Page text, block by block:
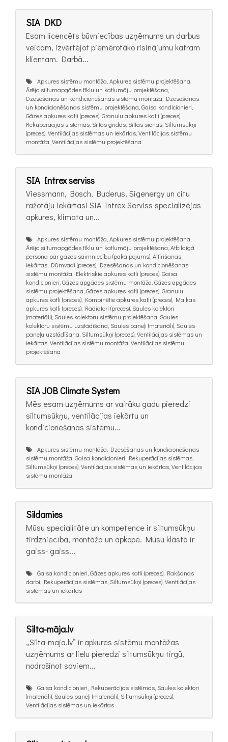
SIA DKD
Esam licencēts būvniecības uzņēmums un darbus
veicam, izvērtējot piemērotāko risinājumu katram
klientam. Darbā...
Apkures sistēmu montāža, Apkures sistēmu projektēšana,
Ārējo siltumapgādes tīklu un katlumāju projektēšana,
Dzesēšanas un kondicionēšanas sistēmu montāža, Dzesēšanas
un kondicionēšanas sistēmu projektēšana, Gaisa kondicionieri,
Gāzes apkures katli (preces), Granulu apkures katli (preces),
Rekuperācijas sistēmas, Siltās grīdas, Siltās sienas, Siltumsūkņi
(preces), Ventilācijas sistēmas un iekārtas, Ventilācijas sistēmu
montāža, Ventilācijas sistēmu projektēšana
SIA Intrex serviss
Viessmann, Bosch, Buderus, Sigenergy un citu
ražotāju iekārtas! SIA Intrex Serviss specializējas
apkures, klimata un...
Apkures sistēmu montāža, Apkures sistēmu projektēšana,
Ārējo siltumapgādes tīklu un katlumāju projektēšana, Atbildīgā
persona par gāzes saimniecību (pakalpojums), Attīrīšanas
iekārtas, Dūmvadi (preces), Dzesēšanas un kondicionēšanas
sistēmu montāža, Elektriskie apkures katli (preces), Gaisa
kondicionieri, Gāzes apgādes sistēmu montāža, Gāzes apgādes
sistēmu projektēšana, Gāzes apkures katli (preces), Granulu
apkures katli (preces), Kombinētie apkures katli (preces), Malkas
apkures katli (preces), Radiatori (preces), Saules kolektori
(materiāli), Saules kolektoru sistēmu projektēšana, Saules
kolektoru sistēmu uzstādīšana, Saules paneļi (materiāli), Saules
paneļu uzstādīšana, Siltumsūkņi (preces), Ventilācijas sistēmas un
iekārtas, Ventilācijas sistēmu montāža, Ventilācijas sistēmu
projektēšana
SIA JOB Climate System
Mēs esam uzņēmums ar vairāku gadu pieredzi
siltumsūkņu, ventilācijas iekārtu un
kondicionešanas sistēmu...
Apkures sistēmu montāža, Dzesēšanas un kondicionēšanas
sistēmu montāža, Gaisa kondicionieri, Rekuperācijas sistēmas,
Siltumsūkņi (preces), Ventilācijas sistēmas un iekārtas, Ventilācijas
sistēmu montāža
Sildamies
Mūsu specialitāte un kompetence ir siltumsūkņu
tirdzniecība, montāža un apkope. Mūsu klāstā ir
gaiss- gaiss...
Gaisa kondicionieri, Gāzes apkures katli (preces), Rakšanas
darbi, Rekuperācijas sistēmas, Siltumsūkņi (preces), Ventilācijas
sistēmas un iekārtas
Silta-māja.lv
„Silta-maja.lv” ir apkures sistēmu montāžas
uzņēmums ar lielu pieredzi siltumsūkņu tirgū,
nodrošinot saviem...
Gaisa kondicionieri, Rekuperācijas sistēmas, Saules kolektori
(materiāli), Saules paneļi (materiāli), Siltumsūkņi (preces),
Ventilācijas sistēmas un iekārtas